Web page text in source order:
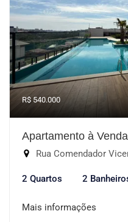
R$ 540.000
Apartamento à
Rua Comendador Vicente
2 Quartos 2
Mais informações